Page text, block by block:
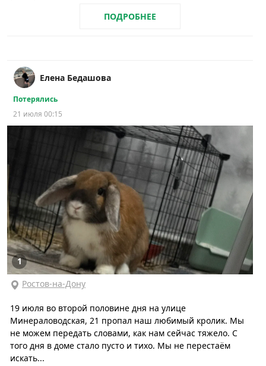
ПОДРОБНЕЕ
Елена Бедашова
Потерялись
21 июля 00:15
1
Ростов-на-Дону
19 июля во второй половине дня на улице
Минераловодская, 21 пропал наш любимый кролик. Мы
не можем передать словами, как нам сейчас тяжело. С
того дня в доме стало пусто и тихо. Мы не перестаём
искать...